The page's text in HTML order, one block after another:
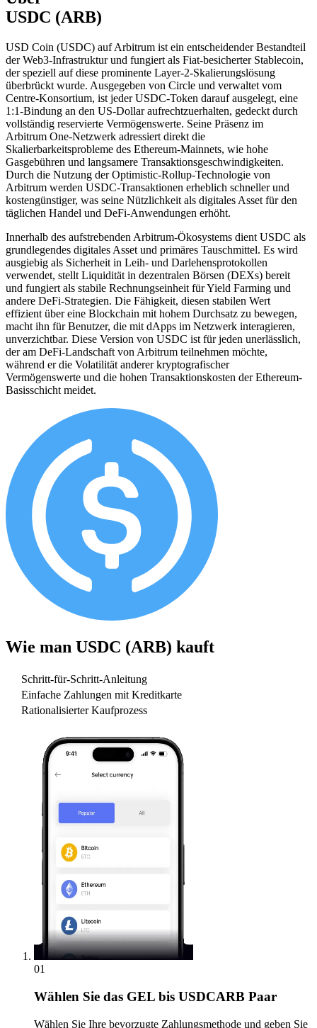
USDC (ARB)
USD Coin (USDC) auf Arbitrum ist ein entscheidender Bestandteil
der Web3-Infrastruktur und fungiert als Fiat-besicherter Stablecoin,
der speziell auf diese prominente Layer-2-Skalierungslösung
überbrückt wurde. Ausgegeben von Circle und verwaltet vom
Centre-Konsortium, ist jeder USDC-Token darauf ausgelegt, eine
1:1-Bindung an den US-Dollar aufrechtzuerhalten, gedeckt durch
vollständig reservierte Vermögenswerte. Seine Präsenz im
Arbitrum One-Netzwerk adressiert direkt die
Skalierbarkeitsprobleme des Ethereum-Mainnets, wie hohe
Gasgebühren und langsamere Transaktionsgeschwindigkeiten.
Durch die Nutzung der Optimistic-Rollup-Technologie von
Arbitrum werden USDC-Transaktionen erheblich schneller und
kostengünstiger, was seine Nützlichkeit als digitales Asset für den
täglichen Handel und DeFi-Anwendungen erhöht.
Innerhalb des aufstrebenden Arbitrum-Ökosystems dient USDC als
grundlegendes digitales Asset und primäres Tauschmittel. Es wird
ausgiebig als Sicherheit in Leih- und Darlehensprotokollen
verwendet, stellt Liquidität in dezentralen Börsen (DEXs) bereit
und fungiert als stabile Rechnungseinheit für Yield Farming und
andere DeFi-Strategien. Die Fähigkeit, diesen stabilen Wert
effizient über eine Blockchain mit hohem Durchsatz zu bewegen,
macht ihn für Benutzer, die mit dApps im Netzwerk interagieren,
unverzichtbar. Diese Version von USDC ist für jeden unerlässlich,
der am DeFi-Landschaft von Arbitrum teilnehmen möchte,
während er die Volatilität anderer kryptografischer
Vermögenswerte und die hohen Transaktionskosten der Ethereum-
Basisschicht meidet.
Wie man USDC (ARB) kauft
Schritt-für-Schritt-Anleitung
Einfache Zahlungen mit Kreditkarte
Rationalisierter Kaufprozess
01
Wählen Sie das GEL bis USDCARB Paar
Wählen Sie Ihre bevorzugte Zahlungsmethode und geben Sie